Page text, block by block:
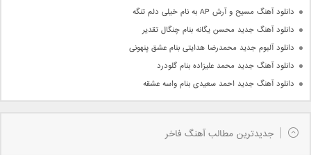
دانلود آهنگ مسیح و آرش AP به نام خیلی دلم تنگه
دانلود آهنگ جدید محسن یگانه بنام چنگال تقدیر
دانلود آلبوم جدید محمدرضا هدایتی بنام عشق پنهونی
دانلود آهنگ جدید محمد علیزاده بنام گلودرد
دانلود آهنگ جدید احمد سعیدی بنام واسه عشقه
جدیدترین مطالب آهنگ فاخر